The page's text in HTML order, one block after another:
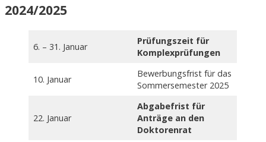
2024/2025
6. – 31. Januar
Prüfungszeit für
Komplexprüfungen
10. Januar
Bewerbungsfrist für das
Sommersemester 2025
22. Januar
Abgabefrist für
Anträge an den
Doktorenrat